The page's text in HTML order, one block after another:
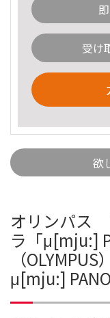
受け
欲
オリンパス
ラ「μ[mju:]
（
μ[mju:]